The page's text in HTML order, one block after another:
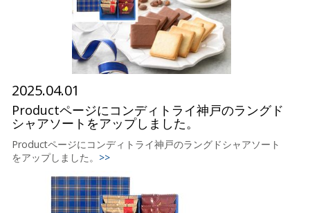
2025.04.01
Productページにコンディトライ神戸のラングド
シャアソートをアップしました。
Productページにコンディトライ神戸のラングドシャアソート
をアップしました。 >>